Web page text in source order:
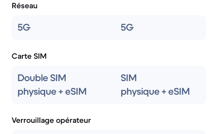
Réseau
5G 5G
Carte SIM
Double SIM
physique + eSIM
SIM
physique + eSIM
Verrouillage opérateur